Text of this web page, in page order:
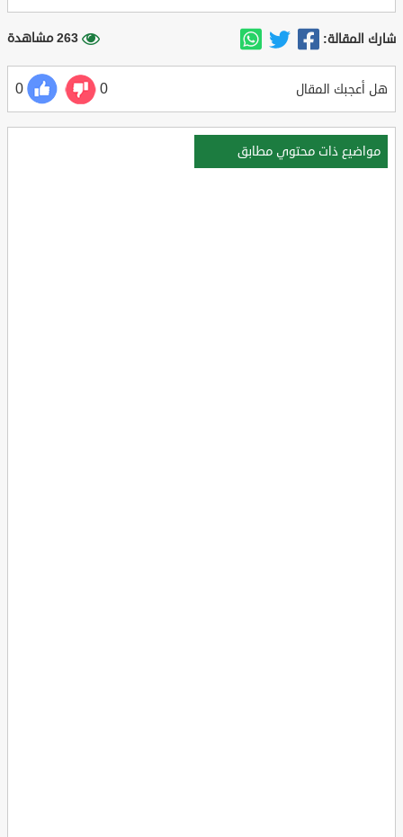
شارك المقالة: 263 مشاهدة
هل أعجبك المقال 0
0
مواضيع ذات محتوي مطابق